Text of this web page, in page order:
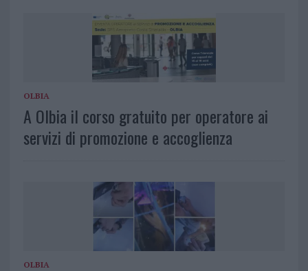
OLBIA
A Olbia il corso gratuito per operatore ai
servizi di promozione e accoglienza
OLBIA